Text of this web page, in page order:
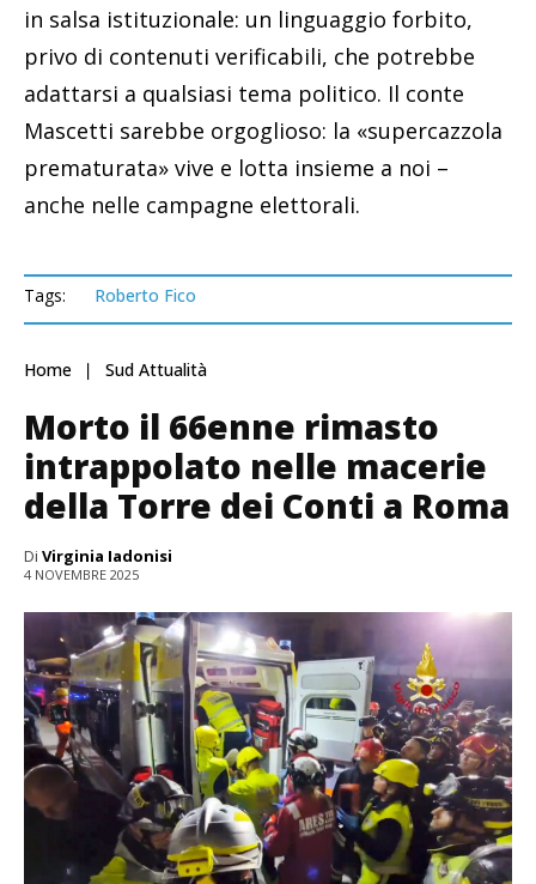
in salsa istituzionale: un linguaggio forbito,
privo di contenuti verificabili, che potrebbe
adattarsi a qualsiasi tema politico. Il conte
Mascetti sarebbe orgoglioso: la «supercazzola
prematurata» vive e lotta insieme a noi –
anche nelle campagne elettorali.
Tags: Roberto Fico
Home Sud Attualità
Morto il 66enne rimasto
intrappolato nelle macerie
della Torre dei Conti a Roma
Di Virginia Iadonisi
4 NOVEMBRE 2025